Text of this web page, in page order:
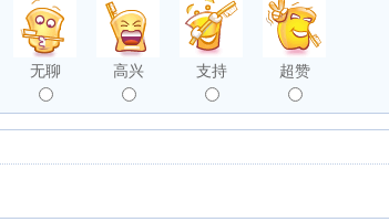
无聊 高兴 支持 超赞